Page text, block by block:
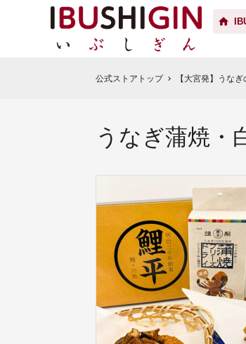
公式ストアトップ chevron_right 【大宮発】うな
うなぎ蒲焼・